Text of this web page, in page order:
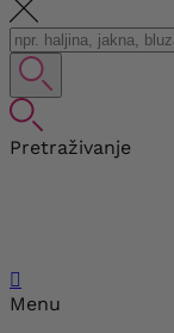
Pretraživanje

Menu